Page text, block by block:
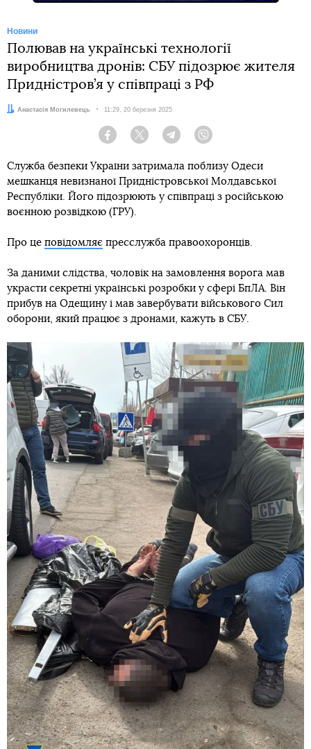
Новини
Полював на українські технології
виробництва дронів: СБУ підозрює жителя
Придністров’я у співпраці з РФ
Автор:
Анастасія Могилевець Дата:
11:29, 20 березня 2025
Facebook Twitter Telegram
Служба безпеки України затримала поблизу Одеси
мешканця невизнаної Придністровської Молдавської
Республіки. Його підозрюють у співпраці з російською
воєнною розвідкою (ГРУ).
Про це повідомляє пресслужба правоохоронців.
За даними слідства, чоловік на замовлення ворога мав
украсти секретні українські розробки у сфері БпЛА. Він
прибув на Одещину і мав завербувати військового Сил
оборони, який працює з дронами, кажуть в СБУ.